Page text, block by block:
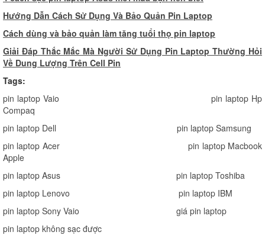
Hướng Dẫn Cách Sử Dụng Và Bảo Quản Pin Laptop
Cách dùng và bảo quản làm tăng tuổi thọ pin laptop
Giải Đáp Thắc Mắc Mà Người Sử Dụng Pin Laptop Thường Hỏi
Về Dung Lượng Trên Cell Pin
Tags:
pin laptop Vaio
pin laptop Hp
Compaq
pin laptop Dell
pin laptop Samsung
pin laptop Acer
pin laptop Macbook
Apple
pin laptop Asus
pin laptop Toshiba
pin laptop Lenovo
pin laptop IBM
pin laptop Sony Vaio
giá pin laptop
pin laptop không sạc được